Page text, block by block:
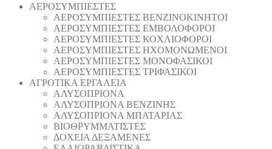
AEΡΟΣΥΜΠΙΕΣΤΕΣ
AEΡΟΣΥΜΠΙΕΣΤΕΣ ΒΕΝΖΙΝΟΚΙΝΗΤΟΙ
AEΡΟΣΥΜΠΙΕΣΤΕΣ ΕΜΒΟΛΟΦΟΡΟΙ
AEΡΟΣΥΜΠΙΕΣΤΕΣ ΚΟΧΛΙΟΦΟΡΟΙ
ΑΕΡΟΣΥΜΠΙΕΣΤΕΣ ΗΧΟΜΟΝΩΜΕΝΟΙ
ΑΕΡΟΣΥΜΠΙΕΣΤΕΣ ΜΟΝΟΦΑΣΙΚΟΙ
ΑΕΡΟΣΥΜΠΙΕΣΤΕΣ ΤΡΙΦΑΣΙΚΟΙ
ΑΓΡΟΤΙΚΑ ΕΡΓΑΛΕΙΑ
AΛΥΣΟΠΡΙΟΝΑ
AΛΥΣΟΠΡΙΟΝΑ ΒΕΝΖΙΝΗΣ
AΛΥΣΟΠΡΙΟΝΑ ΜΠΑΤΑΡΙΑΣ
ΒΙΟΘΡΥΜΜΑΤΙΣΤΕΣ
ΔΟΧΕΙΑ ΔΕΞΑΜΕΝΕΣ